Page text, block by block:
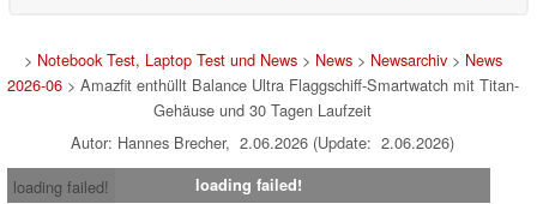
> Notebook Test, Laptop Test und News> News> Newsarchiv> News
2026-06> Amazfit enthüllt Balance Ultra Flaggschiff-Smartwatch mit Titan-
Gehäuse und 30 Tagen Laufzeit
Autor: Hannes Brecher, 2.06.2026 (Update: 2.06.2026)
loading failed!
loading failed!